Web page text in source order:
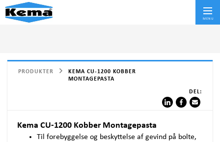
MENU
PRODUKTER
KEMA CU-1200 KOBBER
MONTAGEPASTA
DEL:
Kema CU-1200 Kobber Montagepasta
Til forebyggelse og beskyttelse af gevind på bolte,